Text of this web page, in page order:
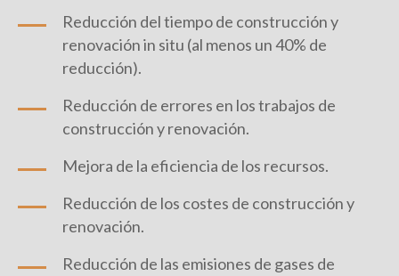
Reducción del tiempo de construcción y
renovación in situ (al menos un 40% de
reducción).
Reducción de errores en los trabajos de
construcción y renovación.
Mejora de la eficiencia de los recursos.
Reducción de los costes de construcción y
renovación.
Reducción de las emisiones de gases de